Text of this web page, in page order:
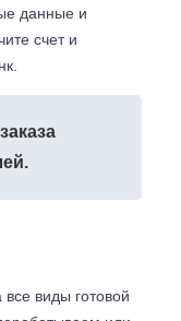
данные и
счет и
виды готовой